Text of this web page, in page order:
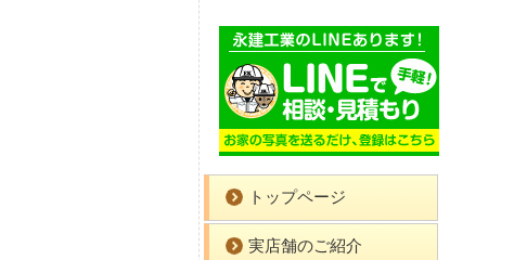
トップページ
実店舗のご紹介